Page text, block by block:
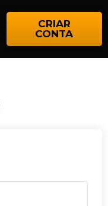
CRIAR
CONTA